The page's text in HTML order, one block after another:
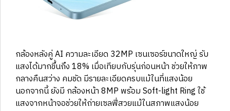
กล้องหลังคู่ AI ความละเอียด 32MP เซนเซอร์ขนาดใหญ่ รับ
แสงได้มากขึ้นถึง 18% เมื่อเทียบกับรุ่นก่อนหน้า ช่วยให้ภาพ
กลางคืนสว่าง คมชัด มีรายละเอียดครบแม้ในที่แสงน้อย
นอกจากนี้ ยังมี กล้องหน้า 8MP พร้อม Soft-light Ring ใช้
แสงจากหน้าจอช่วยให้ถ่ายเซลฟี่สวยแม้ในสภาพแสงน้อย